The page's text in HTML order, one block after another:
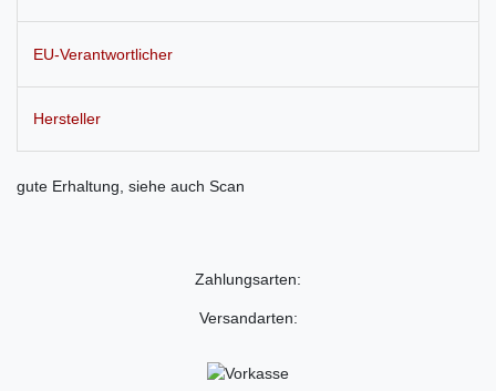
EU-Verantwortlicher
Hersteller
gute Erhaltung, siehe auch Scan
Zahlungsarten:
Versandarten: